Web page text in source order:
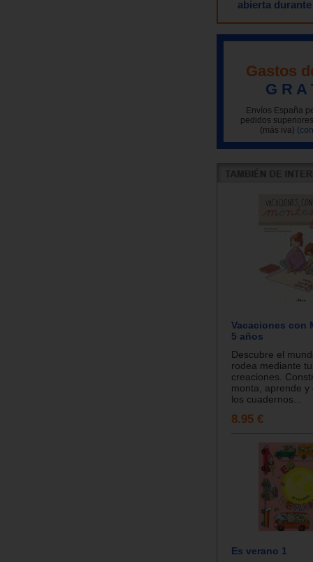
abierta
Gastos
G R A
Envíos España
pedidos
(más iva)
Vacaciones con
5 años
Descubre el
rodea mediante
creaciones.
monta, aprende y
los cuadernos...
8.95 €
Es verano 1